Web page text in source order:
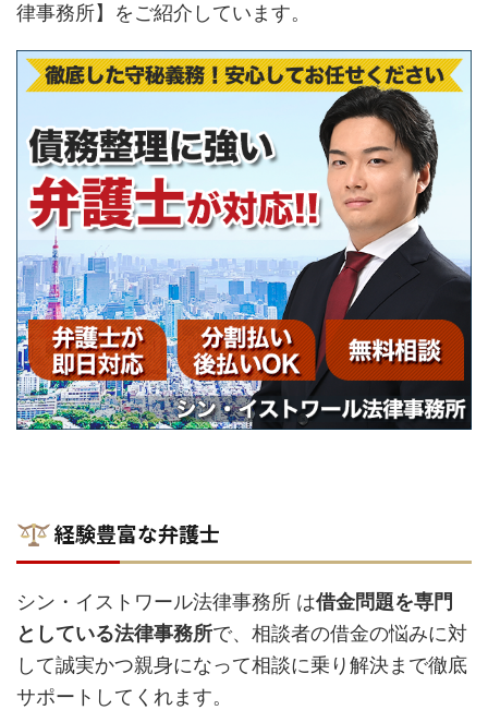
律事務所】をご紹介しています。
経験豊富な弁護士
シン・イストワール法律事務所 は借金問題を専門
としている法律事務所で、相談者の借金の悩みに対
して誠実かつ親身になって相談に乗り解決まで徹底
サポートしてくれます。